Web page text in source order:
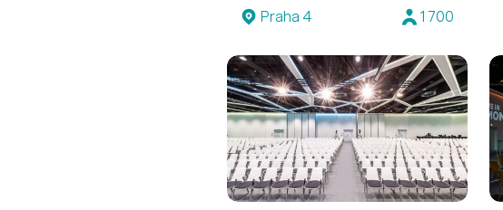
Praha 4 1 700